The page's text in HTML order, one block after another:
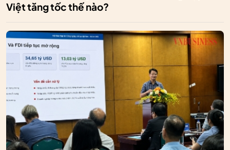
Việt tăng tốc thế nào?